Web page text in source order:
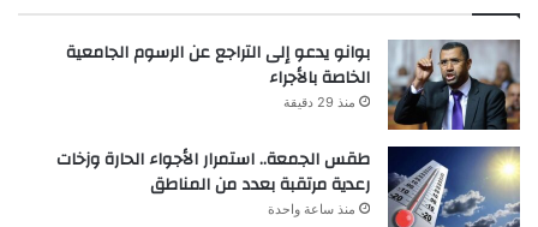
بوانو يدعو إلى التراجع عن الرسوم الجامعية
الخاصة بالأجراء
منذ 29 دقيقة
طقس الجمعة.. استمرار الأجواء الحارة وزخات
رعدية مرتقبة بعدد من المناطق
منذ ساعة واحدة